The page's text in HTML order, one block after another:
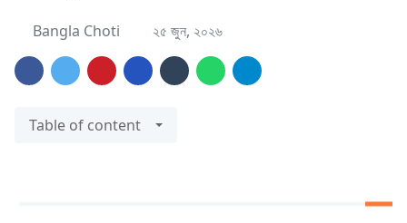
Bangla Choti ২৫ জুন, ২০২৬
Table of content